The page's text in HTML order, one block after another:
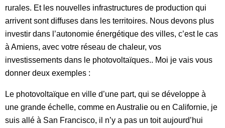
rurales. Et les nouvelles infrastructures de production qui
arrivent sont diffuses dans les territoires. Nous devons plus
investir dans l’autonomie énergétique des villes, c’est le cas
à Amiens, avec votre réseau de chaleur, vos
investissements dans le photovoltaïques.. Moi je vais vous
donner deux exemples :
Le photovoltaïque en ville d’une part, qui se développe à
une grande échelle, comme en Australie ou en Californie, je
suis allé à San Francisco, il n’y a pas un toit aujourd’hui